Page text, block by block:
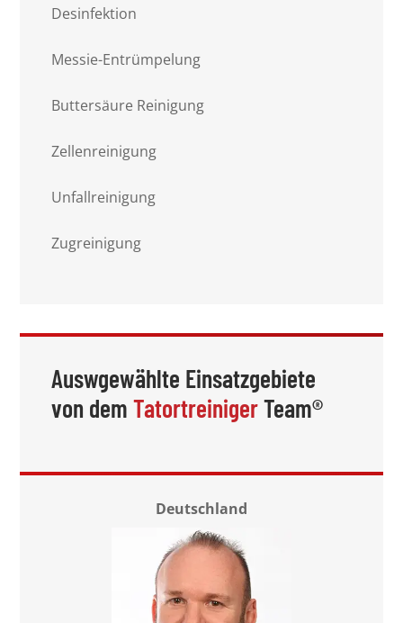
Desinfektion
Messie-Entrümpelung
Buttersäure Reinigung
Zellenreinigung
Unfallreinigung
Zugreinigung
Auswgewählte Einsatzgebiete
von demTatortreinigerTeam®
Deutschland